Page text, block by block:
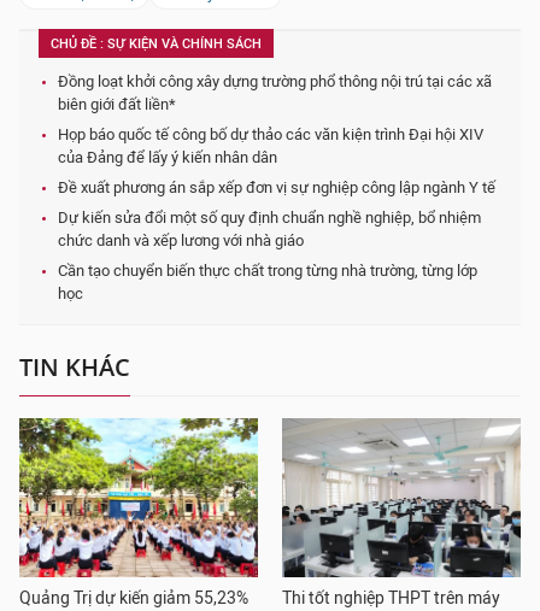
CHỦ ĐỀ : SỰ KIỆN VÀ CHÍNH SÁCH
Đồng loạt khởi công xây dựng trường phổ thông nội trú tại các xã
biên giới đất liền*
Họp báo quốc tế công bố dự thảo các văn kiện trình Đại hội XIV
của Đảng để lấy ý kiến nhân dân
Đề xuất phương án sắp xếp đơn vị sự nghiệp công lập ngành Y tế
Dự kiến sửa đổi một số quy định chuẩn nghề nghiệp, bổ nhiệm
chức danh và xếp lương với nhà giáo
Cần tạo chuyển biến thực chất trong từng nhà trường, từng lớp
học
TIN KHÁC
Quảng Trị dự kiến giảm 55,23%
Thi tốt nghiệp THPT trên máy